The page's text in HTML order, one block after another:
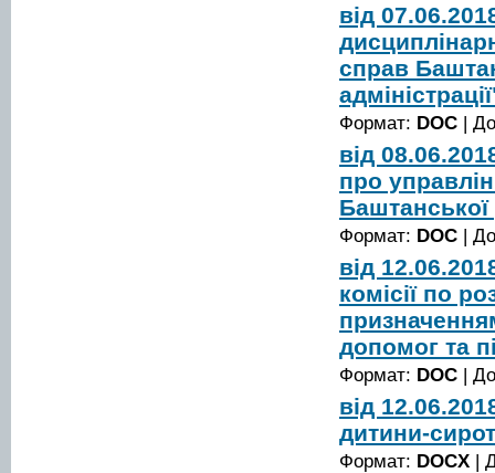
від
справ
Формат: DOC |
від
про
Баштанської
Формат: DOC |
від
комісії по
допомог та
Формат: DOC |
від
дитини-
Формат: DOCX |